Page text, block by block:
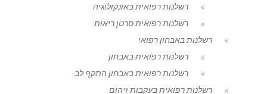
רשלנות רפואית באונקולוגיה
רשלנות רפואית סרטן ריאות
רשלנות באבחון רפואי
רשלנות רפואית באבחון
רשלנות רפואית באבחון התקף לב
רשלנות רפואית בעקבות זיהום